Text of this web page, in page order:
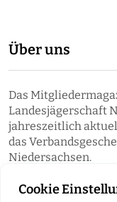
Über uns
Das
Landesjägerschaft
jahreszeitlich
das
Niedersachsen.
Cookie